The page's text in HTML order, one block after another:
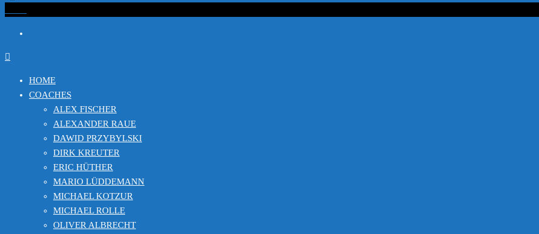
HOME
COACHES
ALEX FISCHER
ALEXANDER RAUE
DAWID PRZYBYLSKI
DIRK KREUTER
ERIC HÜTHER
MARIO LÜDDEMANN
MICHAEL KOTZUR
MICHAEL ROLLE
OLIVER ALBRECHT